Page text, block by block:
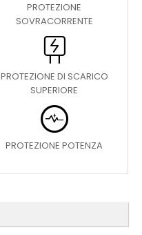
PROTEZIONE
SOVRACORRENTE
PROTEZIONE DI SCARICO
SUPERIORE
PROTEZIONE POTENZA